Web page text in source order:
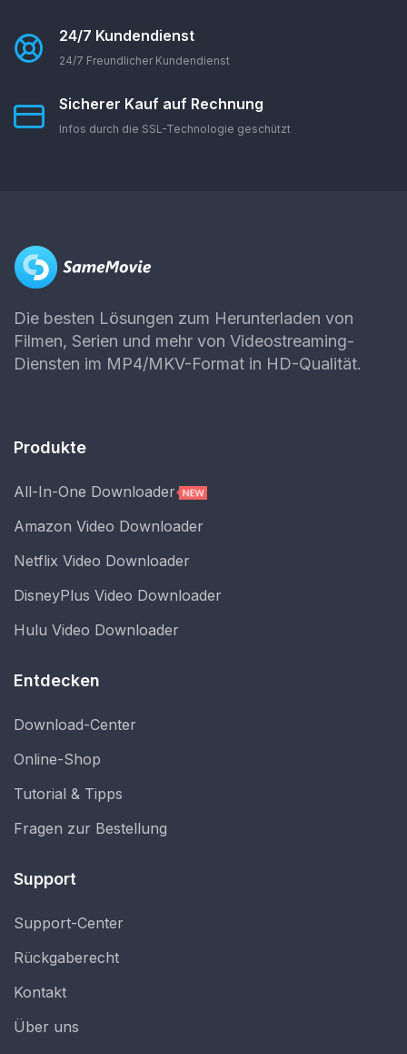
24/7 Kundendienst
24/7 Freundlicher Kundendienst
Sicherer Kauf auf Rechnung
Infos durch die SSL-Technologie geschützt
Die besten Lösungen zum Herunterladen von
Filmen, Serien und mehr von Videostreaming-
Diensten im MP4/MKV-Format in HD-Qualität.
Produkte
All-In-One Downloader
Amazon Video Downloader
Netflix Video Downloader
DisneyPlus Video Downloader
Hulu Video Downloader
Entdecken
Download-Center
Online-Shop
Tutorial & Tipps
Fragen zur Bestellung
Support
Support-Center
Rückgaberecht
Kontakt
Über uns